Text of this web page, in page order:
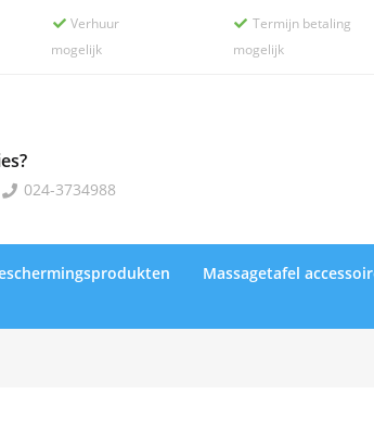
 Verhuur
mogelijk
 Termijn betaling
mogelijk
 024-3734988
Massagetafel